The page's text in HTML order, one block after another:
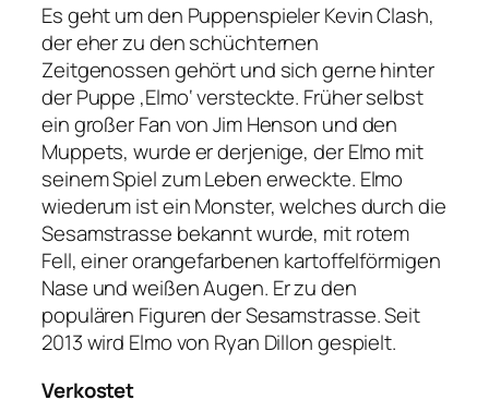
Es geht um den Puppenspieler Kevin Clash,
der eher zu den schüchternen
Zeitgenossen gehört und sich gerne hinter
der Puppe ‚Elmo‘ versteckte. Früher selbst
ein großer Fan von Jim Henson und den
Muppets, wurde er derjenige, der Elmo mit
seinem Spiel zum Leben erweckte. Elmo
wiederum ist ein Monster, welches durch die
Sesamstrasse bekannt wurde, mit rotem
Fell, einer orangefarbenen kartoffelförmigen
Nase und weißen Augen. Er zu den
populären Figuren der Sesamstrasse. Seit
2013 wird Elmo von Ryan Dillon gespielt.
Verkostet